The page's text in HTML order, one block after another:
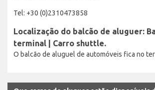
Tel: +30 (0)2310473858
Localização do balcão de aluguer:
terminal | Carro shuttle.
O balcão de aluguel de automóveis fica no